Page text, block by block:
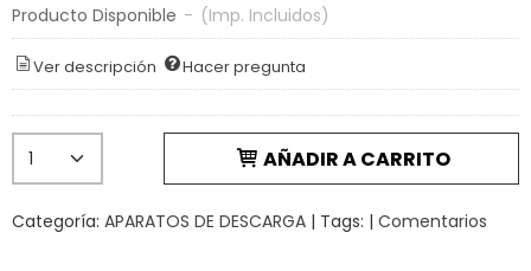
Producto Disponible - (Imp. Incluidos)
Ver descripción Hacer pregunta
AÑADIR A CARRITO
Categoría: APARATOS DE DESCARGA | Tags: | Comentarios